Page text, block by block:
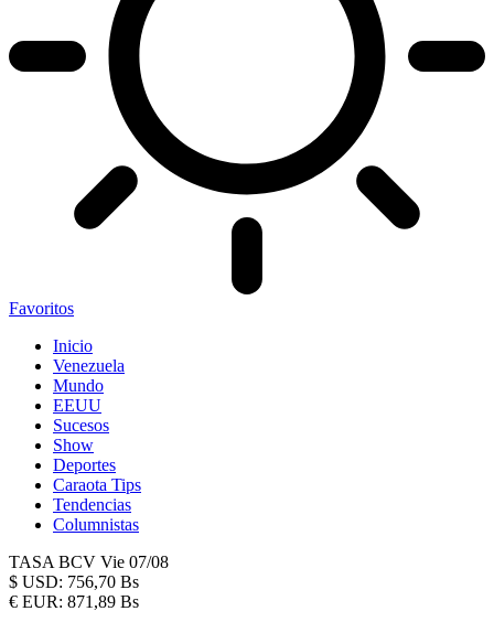
Favoritos
Inicio
Venezuela
Mundo
EEUU
Sucesos
Show
Deportes
Caraota Tips
Tendencias
Columnistas
TASA BCV Vie 07/08
$ USD: 756,70 Bs
€ EUR: 871,89 Bs